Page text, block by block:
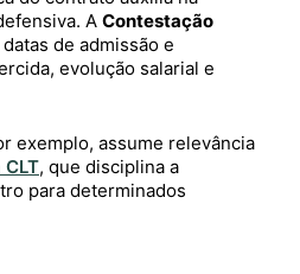
A Contestação
de admissão e
evolução salarial e
exemplo, assume relevância
CLT, que disciplina a
para determinados